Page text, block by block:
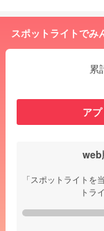
スポットライトでみ
累
ア
web
「スポットライトを
トラ